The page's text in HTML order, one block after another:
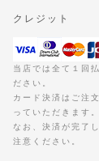
クレジット
当店では全て１回
ださい。
カード決済はご注
っていただきます。
なお、決済が完了
注意ください。